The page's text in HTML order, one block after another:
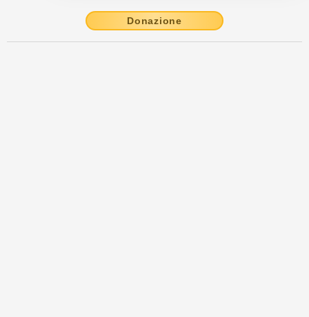
Donazione